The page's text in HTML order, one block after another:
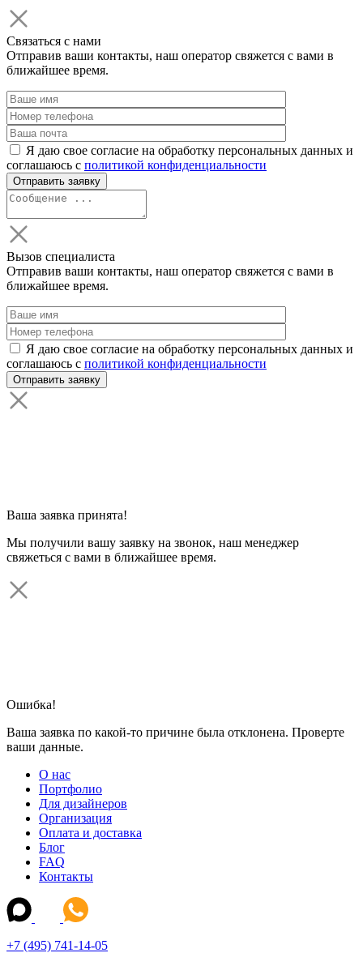
Связаться с нами
Отправив ваши контакты, наш оператор свяжется с вами в
ближайшее время.
Я даю свое согласие на обработку персональных данных и
соглашаюсь с политикой конфиденциальности
Вызов специалиста
Отправив ваши контакты, наш оператор свяжется с вами в
ближайшее время.
Я даю свое согласие на обработку персональных данных и
соглашаюсь с политикой конфиденциальности
Ваша заявка принята!
Мы получили вашу заявку на звонок, наш менеджер
свяжеться с вами в ближайшее время.
Ошибка!
Ваша заявка по какой-то причине была отклонена. Проверте
ваши данные.
О нас
Портфолио
Для дизайнеров
Организация
Оплата и доставка
Блог
FAQ
Контакты
+7 (495) 741-14-05